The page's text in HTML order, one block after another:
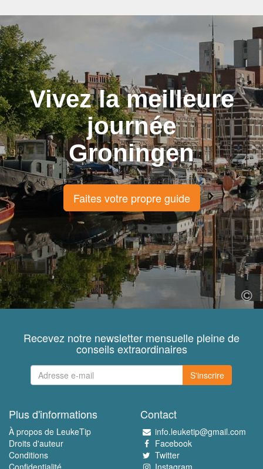
Vivez la meilleure
journée
Groningen
Faites votre propre guide
Recevez notre newsletter mensuelle pleine de
conseils extraordinaires
S'inscrire
Plus d'informations
À propos de LeukeTip
Droits d'auteur
Conditions
Confidentialité
Contact
info.leuketip@gmail.com
Facebook
Twitter
Instagram